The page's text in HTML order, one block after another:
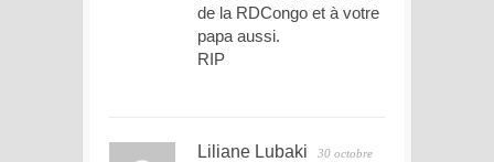
de la RDCongo et à votre
papa aussi.
RIP
Liliane Lubaki
30 octobre